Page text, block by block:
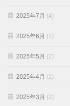
2025年7月 (4)
2025年6月 (1)
2025年5月 (2)
2025年4月 (1)
2025年3月 (2)